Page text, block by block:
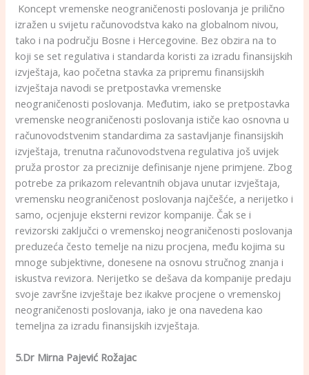
Koncept vremenske neograničenosti poslovanja je prilično
izražen u svijetu računovodstva kako na globalnom nivou,
tako i na području Bosne i Hercegovine. Bez obzira na to
koji se set regulativa i standarda koristi za izradu finansijskih
izvještaja, kao početna stavka za pripremu finansijskih
izvještaja navodi se pretpostavka vremenske
neograničenosti poslovanja. Međutim, iako se pretpostavka
vremenske neograničenosti poslovanja ističe kao osnovna u
računovodstvenim standardima za sastavljanje finansijskih
izvještaja, trenutna računovodstvena regulativa još uvijek
pruža prostor za preciznije definisanje njene primjene. Zbog
potrebe za prikazom relevantnih objava unutar izvještaja,
vremensku neograničenost poslovanja najčešće, a nerijetko i
samo, ocjenjuje eksterni revizor kompanije. Čak se i
revizorski zaključci o vremenskoj neograničenosti poslovanja
preduzeća često temelje na nizu procjena, među kojima su
mnoge subjektivne, donesene na osnovu stručnog znanja i
iskustva revizora. Nerijetko se dešava da kompanije predaju
svoje završne izvještaje bez ikakve procjene o vremenskoj
neograničenosti poslovanja, iako je ona navedena kao
temeljna za izradu finansijskih izvještaja.
5.Dr Mirna Pajević Rožajac